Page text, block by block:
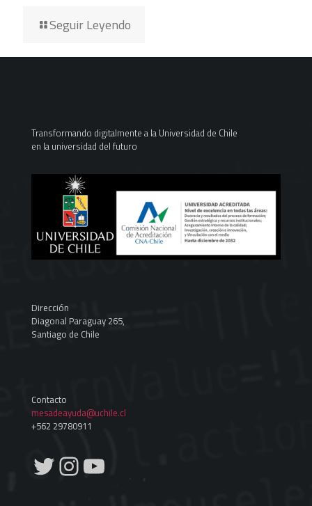
Seguir Leyendo
Transformando digitalmente a la Universidad de Chile
en la universidad del futuro
Dirección
Diagonal Paraguay 265,
Santiago de Chile
Contacto
mesadeayuda@uchile.cl
+562 29780911
Twitter
Instagram
YouTube